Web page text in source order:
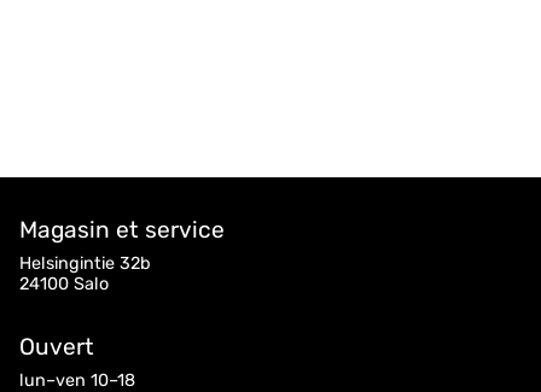
Magasin et service
Helsingintie 32b
24100 Salo
Ouvert
lun–ven 10–18